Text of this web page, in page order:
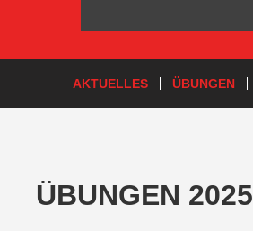
AKTUELLES ÜBUNGEN
ÜBUNGEN 2025